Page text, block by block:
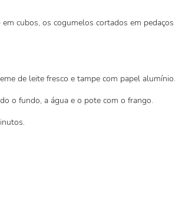
cubos, os cogumelos cortados em pedaços
de leite fresco e tampe com papel alumínio.
o fundo, a água e o pote com o frango.